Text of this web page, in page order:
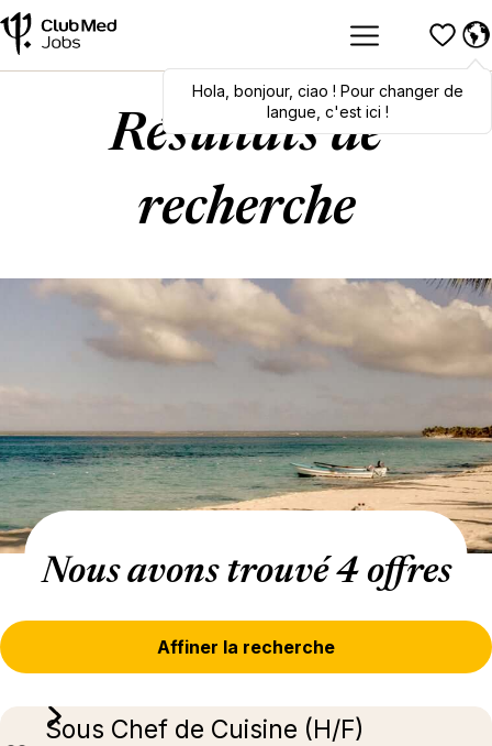
Hola,bonjour,ciao! To switch
languages, click here!
Hola bonjour, ciao ! Pour changer de
langue, c'est ici !
Résultats de
recherche
Nous avons trouvé 4 offres
Affiner la recherche
Sous Chef de Cuisine (H/F)